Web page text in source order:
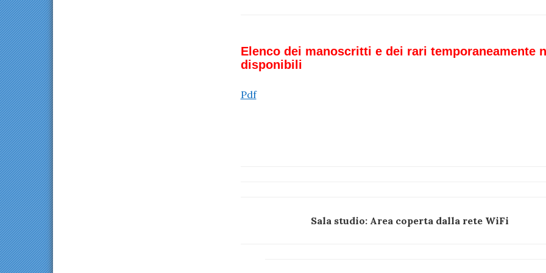
Elenco dei manoscritti e dei rari temporaneamente
disponibili
Pdf
Sala studio: Area coperta dalla rete WiFi